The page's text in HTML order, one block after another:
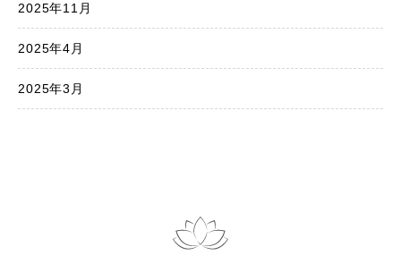
2025年11月
2025年4月
2025年3月